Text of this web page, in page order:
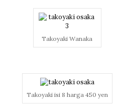
Takoyaki Wanaka
Takoyaki isi 8 harga 450 yen